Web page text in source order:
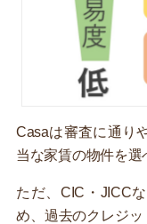
Casaは審査に通り
当な家賃の物件を選
ただ、CIC・JICC
め、過去のクレジ